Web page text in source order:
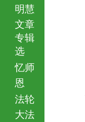
明慧
文章
专辑
选
忆师
恩
法轮
大法